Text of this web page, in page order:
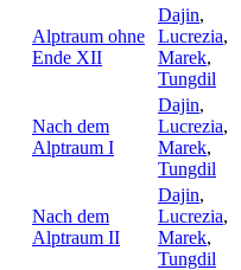
Alptraum ohne
Ende XII
Dajin,
Lucrezia,
Marek,
Tungdil
Nach dem
Alptraum I
Dajin,
Lucrezia,
Marek,
Tungdil
Nach dem
Alptraum II
Dajin,
Lucrezia,
Marek,
Tungdil